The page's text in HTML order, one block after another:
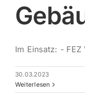
Im Einsatz: -
30.03.2023
Weiterlesen